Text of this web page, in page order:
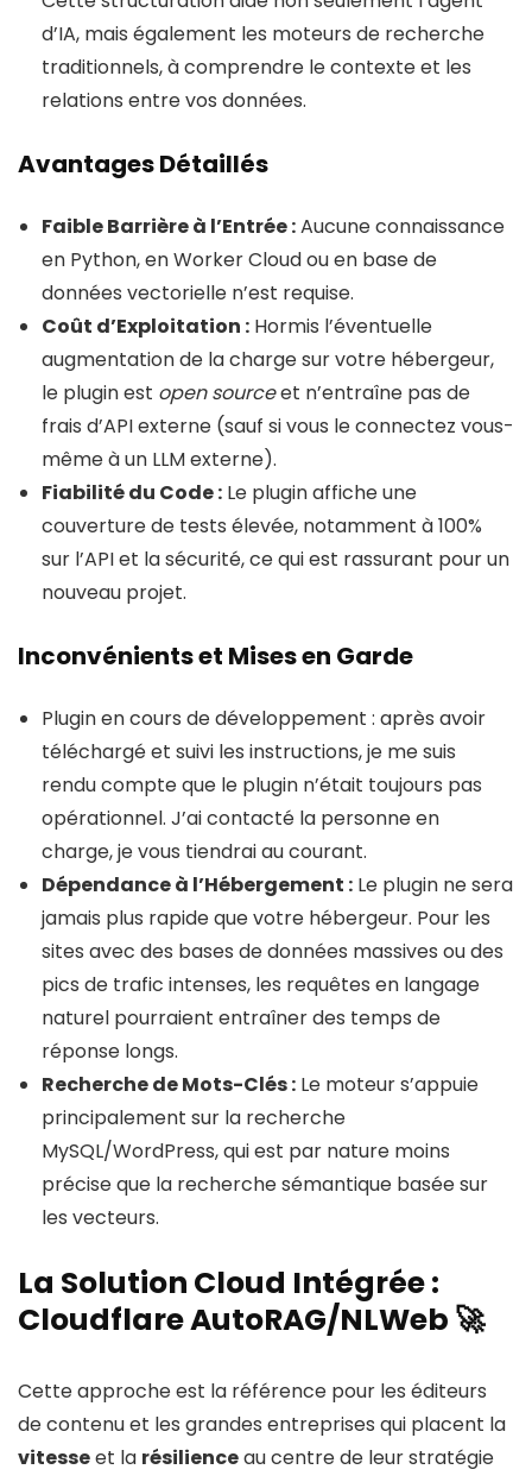
d’IA, mais également les moteurs de recherche
traditionnels, à comprendre le contexte et les
relations entre vos données.
Avantages Détaillés
Faible Barrière à l’Entrée :Aucune connaissance
en Python, en Worker Cloud ou en base de
données vectorielle n’est requise.
Coût d’Exploitation : Hormis l’éventuelle
augmentation de la charge sur votre hébergeur,
le plugin est open sourceet n’entraîne pas de
frais d’API externe (sauf si vous le connectez vous-
même à un LLM externe).
Fiabilité du Code : Le plugin affiche une
couverture de tests élevée, notamment à 100%
sur l’API et la sécurité, ce qui est rassurant pour un
nouveau projet.
Inconvénients et Mises en Garde
Plugin en cours de développement : après avoir
téléchargé et suivi les instructions, je me suis
rendu compte que le plugin n’était toujours pas
opérationnel. J’ai contacté la personne en
charge, je vous tiendrai au courant.
Dépendance à l’Hébergement : Le plugin ne sera
jamais plus rapide que votre hébergeur. Pour les
sites avec des bases de données massives ou des
pics de trafic intenses, les requêtes en langage
naturel pourraient entraîner des temps de
réponse longs.
Recherche de Mots-Clés : Le moteur s’appuie
principalement sur la recherche
MySQL/WordPress, qui est par nature moins
précise que la recherche sémantique basée sur
les vecteurs.
La Solution Cloud Intégrée :
Cloudflare AutoRAG/NLWeb 🚀
Cette approche est la référence pour les éditeurs
de contenu et les grandes entreprises qui placent la
vitesseet la résilienceau centre de leur stratégie